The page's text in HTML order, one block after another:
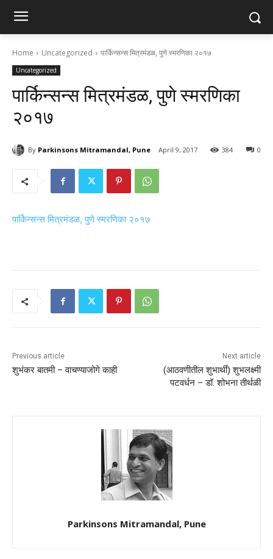
Home Uncategorized पार्किन्सन्स मित्रमंडळ, पुणे स्मरणिका २०१७
Uncategorized
पार्किन्सन्स मित्रमंडळ, पुणे स्मरणिका
२०१७
By Parkinsons Mitramandal, Pune April 9, 2017 0
384
पार्किन्सन्स मित्रमंडळ, पुणे स्मरणिका २०१७
Previous article
शुभंकर बातमी – वाचण्याजोगे काही
Next article
(आठवणीतील शुभार्थी) शुभलक्ष्मी
पटवर्धन – डॉ. शोभना तीर्थळी
Parkinsons Mitramandal, Pune